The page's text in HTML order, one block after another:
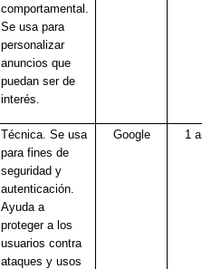
comportamental.
Se usa para
personalizar
anuncios que
puedan ser de
interés.
Técnica. Se usa
para fines de
seguridad y
autenticación.
Ayuda a
proteger a los
usuarios contra
ataques y usos
Google 1